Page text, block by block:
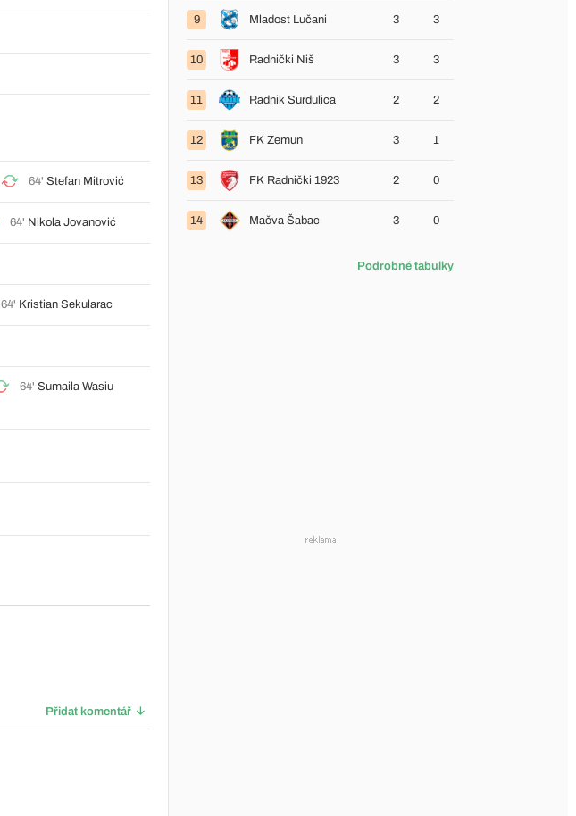
64' Stefan Mitrović
64' Nikola Jovanović
64' Kristian Sekularac
64' Sumaila Wasiu
Přidat komentář
9 Mladost Lučani 3 3
10 Radnički Niš 3 3
11 Radnik Surdulica 2 2
12 FK Zemun 3 1
13 FK Radnički 1923 2 0
14 Mačva Šabac 3 0
Podrobné tabulky